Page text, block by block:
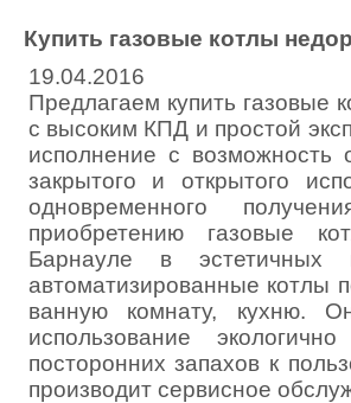
Купить газовые котлы
19.04.2016
Предлагаем купить
с высоким КПД и простой
исполнение с возможность
закрытого и открытого
одновременного
приобретению газовые
Барнауле в
автоматизированные котлы
ванную комнату, кухню.
использование
посторонних запахов к
производит сервисное